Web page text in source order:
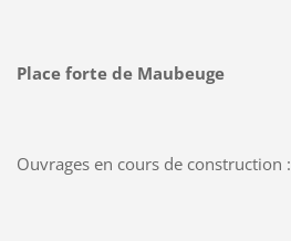
Place forte de Maubeuge
Ouvrages en cours de construction :